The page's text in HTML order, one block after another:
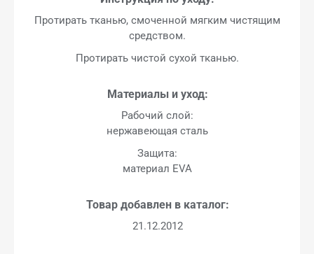
Протирать тканью, смоченной мягким чистящим
средством.
Протирать чистой сухой тканью.
Материалы и уход:
Рабочий слой:
нержавеющая сталь
Защита:
материал EVA
Товар добавлен в каталог:
21.12.2012